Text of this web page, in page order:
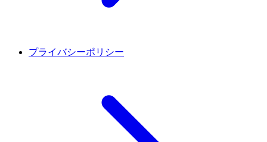
プライバシーポリシー